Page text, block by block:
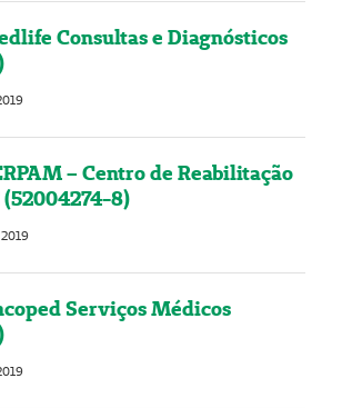
Consultas e Diagnósticos
– Centro de Reabilitação
8)
Serviços Médicos